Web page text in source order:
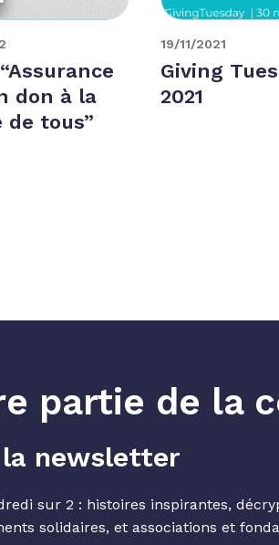
don à la
de tous”
19/11/2021
Giving
2021
partie de la
la newsletter
sur 2 : histoires inspirantes,
solidaires, et associations et